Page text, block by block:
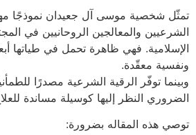
تمثّل شخصية موسى آل جعيدان نموذجًا
الشرعيين والمعالجين الروحانيين في
الإسلامية. فهي ظاهرة تحمل في طياتها
ونفسية معقّدة.
وبينما توفّر الرقية الشرعية مصدرًا
الضروري النظر إليها كوسيلة مساندة
توصي هذه المقاله بضرورة: